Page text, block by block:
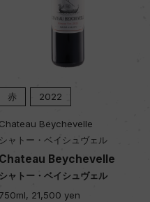
赤 2022
Chateau Beychevelle
シャトー・ベイシュヴェル
Chateau Beychevelle
シャトー・ベイシュヴェル
750ml, 21,500 yen